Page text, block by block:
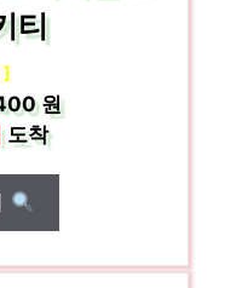
티
]
원
도착